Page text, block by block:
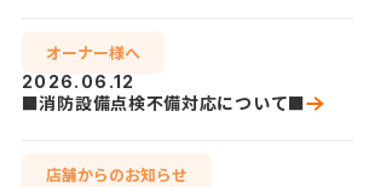
オーナー様へ
2026.06.12
■消防設備点検不備対応について■
店舗からのお知らせ